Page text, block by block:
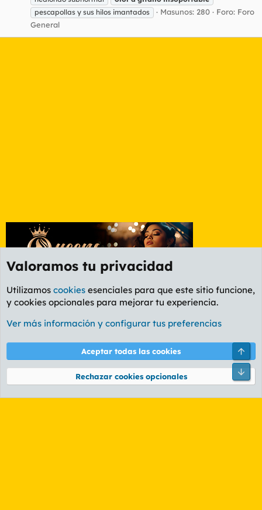
pescapollas y sus hilos imantados
Masunos: 280 Foro: Foro
General
Etiquetas
Cookies
PL OLDSTYLE AMARILLO
Términos y reglas Política de privacidad Ayuda
Community platform by XenForo® © 2010-2026 XenForo Ltd.
Valoramos tu privacidad
Utilizamos cookies esenciales para que este sitio funcione,
y cookies opcionales para mejorar tu experiencia.
Ver más información y configurar tus preferencias
Aceptar todas las cookies
Rechazar cookies opcionales
Pie